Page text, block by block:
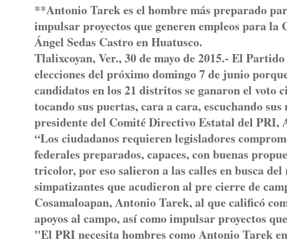
**Antonio Tarek es el hombre más preparado
impulsar proyectos que generen empleos para
Ángel Sedas Castro en Huatusco.
Tlalixcoyan, Ver., 30 de mayo de 2015.- El
elecciones del próximo domingo 7 de junio
candidatos en los 21 distritos se ganaron el voto
tocando sus puertas, cara a cara, escuchando
presidente del Comité Directivo Estatal del PRI,
“Los ciudadanos requieren legisladores
federales preparados, capaces, con buenas
tricolor, por eso salieron a las calles en busca
simpatizantes que acudieron al pre cierre de
Cosamaloapan, Antonio Tarek, al que calificó
apoyos al campo, así como impulsar proyectos
"El PRI necesita hombres como Antonio Tarek